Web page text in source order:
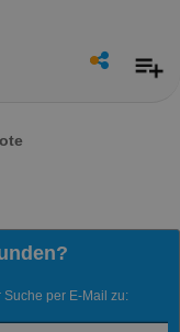
per E-Mail zu: